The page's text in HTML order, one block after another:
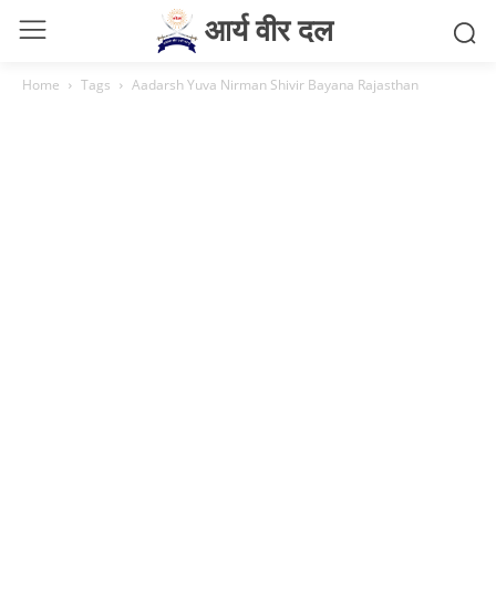
आर्य वीर दल
Home Tags Aadarsh Yuva Nirman Shivir Bayana Rajasthan